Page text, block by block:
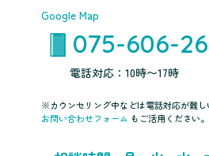
Google Map
075-606-
電話対応：10時〜17時
※カウンセリング中などは電話対応が難し
お問い合わせフォーム もご活用ください。